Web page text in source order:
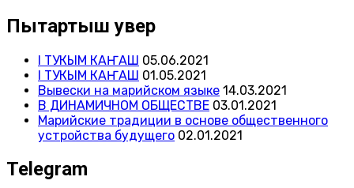
Пытартыш увер
I ТУКЫМ КАҤАШ 05.06.2021
I ТУКЫМ КАҤАШ 01.05.2021
Вывески на марийском языке 14.03.2021
В ДИНАМИЧНОМ ОБЩЕСТВЕ 03.01.2021
Марийские традиции в основе общественного
устройства будущего 02.01.2021
Telegram